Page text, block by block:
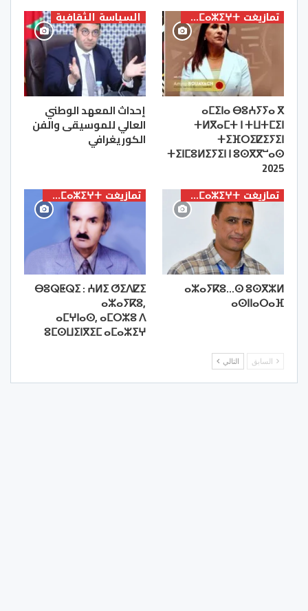
تمازيغت ⵜⴰⵎⴰⵣⵉⵖⵜ
ⴰⵎⵉⵏⴰ ⴱⵓⵄⵢⵢⴰ ⴳ
ⵜⵍⴳⴰⵎⵜ ⵏ ⵜⵡⵜⵎⵉⵏ
ⵜⵉⴼⵔⵉⵇⵉⵢⵉⵏ
ⵜⵉⵏⵎⵓⵍⵉⵢⵉⵏ ⵏ ⵓⵙⴳⴳⵯⴰⵙ
2025
السياسة الثقافية
إحداث المعهد الوطني
العالي للموسيقى والفن
الكوريغرافي
تمازيغت ⵜⴰⵎⴰⵣⵉⵖⵜ
ⴰⵣⴰⵢⴽⵓ…ⵙ ⵓⵙⴳⵣⵍ
ⴰⵙⵏⵏⴰⵔⴰⴼ
تمازيغت ⵜⴰⵎⴰⵣⵉⵖⵜ
ⴱⵓⵕⵟⵕⵉ : ⵄⵍⵉ ⵚⵉⴷⵇⵉ
ⴰⵣⴰⵢⴽⵓ,
ⴰⵎⵖⵏⴰⵙ, ⴰⵎⵔⵣⵓ ⴷ
ⵓⵎⵙⵡⵉⵏⴳⵉⵎ ⴰⵎⴰⵣⵉⵖ
السابق التالي